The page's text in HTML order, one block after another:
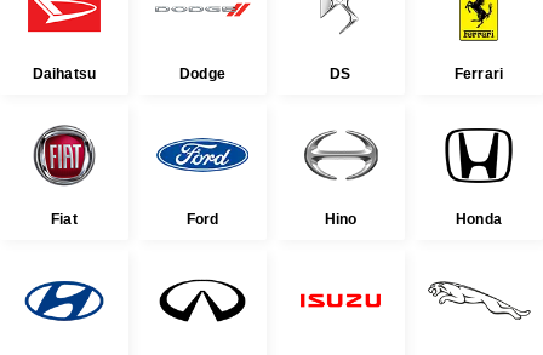
Daihatsu Dodge DS Ferrari
Fiat Ford Hino Honda